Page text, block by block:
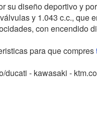
su diseño deportivo y
y 1.043 c.c., que
con encendido
para que compres
ducati - kawasaki -